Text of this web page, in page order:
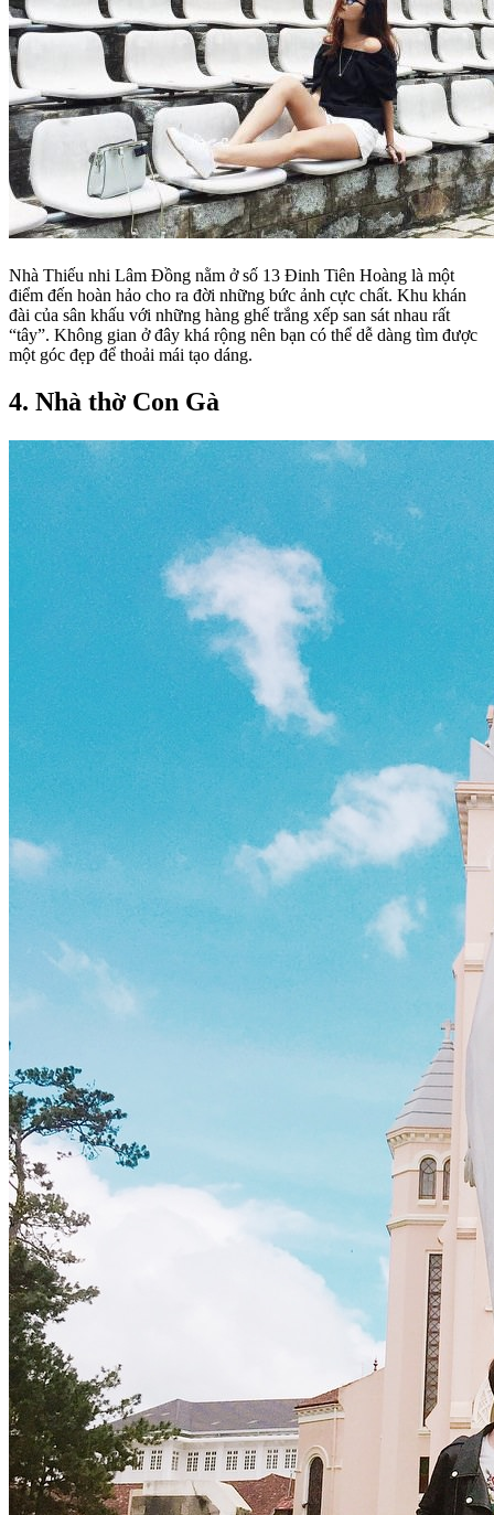
Nhà Thiếu nhi Lâm Đồng nằm ở số 13 Đinh Tiên Hoàng là một
điểm đến hoàn hảo cho ra đời những bức ảnh cực chất. Khu khán
đài của sân khấu với những hàng ghế trắng xếp san sát nhau rất
“tây”. Không gian ở đây khá rộng nên bạn có thể dễ dàng tìm được
một góc đẹp để thoải mái tạo dáng.
4. Nhà thờ Con Gà